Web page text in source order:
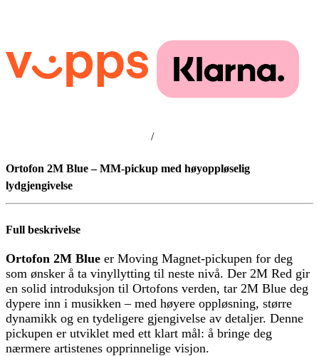
/
Ortofon 2M Blue – MM-pickup med høyoppløselig
lydgjengivelse
Full beskrivelse
Ortofon 2M Blue er Moving Magnet-pickupen for deg
som ønsker å ta vinyllytting til neste nivå. Der 2M Red gir
en solid introduksjon til Ortofons verden, tar 2M Blue deg
dypere inn i musikken – med høyere oppløsning, større
dynamikk og en tydeligere gjengivelse av detaljer. Denne
pickupen er utviklet med ett klart mål: å bringe deg
nærmere artistenes opprinnelige visjon.